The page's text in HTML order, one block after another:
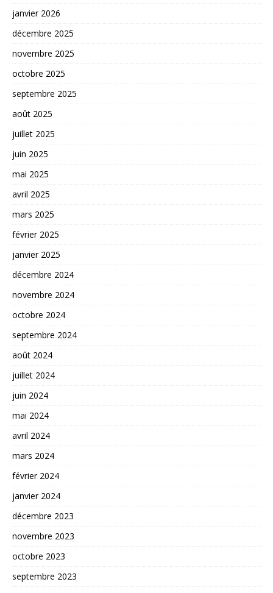
janvier 2026
décembre 2025
novembre 2025
octobre 2025
septembre 2025
août 2025
juillet 2025
juin 2025
mai 2025
avril 2025
mars 2025
février 2025
janvier 2025
décembre 2024
novembre 2024
octobre 2024
septembre 2024
août 2024
juillet 2024
juin 2024
mai 2024
avril 2024
mars 2024
février 2024
janvier 2024
décembre 2023
novembre 2023
octobre 2023
septembre 2023